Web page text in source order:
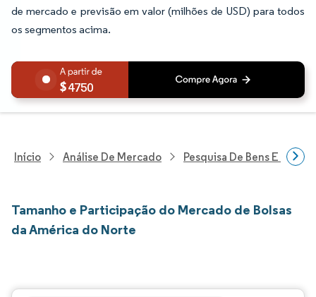
de mercado e previsão em valor (milhões de USD) para todos
os segmentos acima.
4750
Início Análise De Mercado Pesquisa De Bens E
Tamanho e Participação do Mercado de Bolsas
da América do Norte